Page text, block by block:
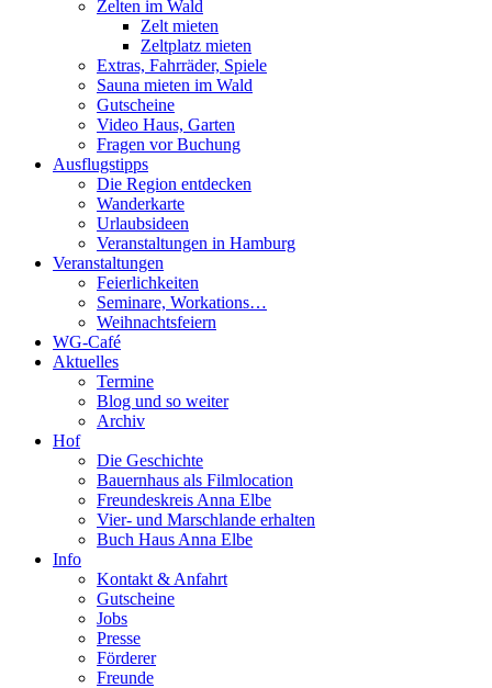
Zelten im Wald
Zelt mieten
Zeltplatz mieten
Extras, Fahrräder, Spiele
Sauna mieten im Wald
Gutscheine
Video Haus, Garten
Fragen vor Buchung
Ausflugstipps
Die Region entdecken
Wanderkarte
Urlaubsideen
Veranstaltungen in Hamburg
Veranstaltungen
Feierlichkeiten
Seminare, Workations…
Weihnachtsfeiern
WG-Café
Aktuelles
Termine
Blog und so weiter
Archiv
Hof
Die Geschichte
Bauernhaus als Filmlocation
Freundeskreis Anna Elbe
Vier- und Marschlande erhalten
Buch Haus Anna Elbe
Info
Kontakt & Anfahrt
Gutscheine
Jobs
Presse
Förderer
Freunde